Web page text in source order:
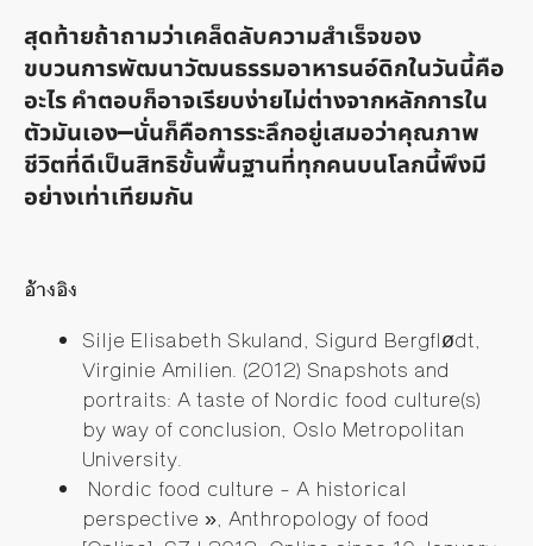
สุดท้ายถ้าถามว่าเคล็ดลับความสำเร็จของ
ขบวนการพัฒนาวัฒนธรรมอาหารนอ์ดิกในวันนี้คือ
อะไร คำตอบก็อาจเรียบง่ายไม่ต่างจากหลักการใน
ตัวมันเอง—นั่นก็คือการระลึกอยู่เสมอว่าคุณภาพ
ชีวิตที่ดีเป็นสิทธิขั้นพื้นฐานที่ทุกคนบนโลกนี้พึงมี
อย่างเท่าเทียมกัน
อ้างอิง
Silje Elisabeth Skuland, Sigurd Bergflødt,
Virginie Amilien. (2012) Snapshots and
portraits: A taste of Nordic food culture(s)
by way of conclusion, Oslo Metropolitan
University.
Nordic food culture – A historical
perspective », Anthropology of food